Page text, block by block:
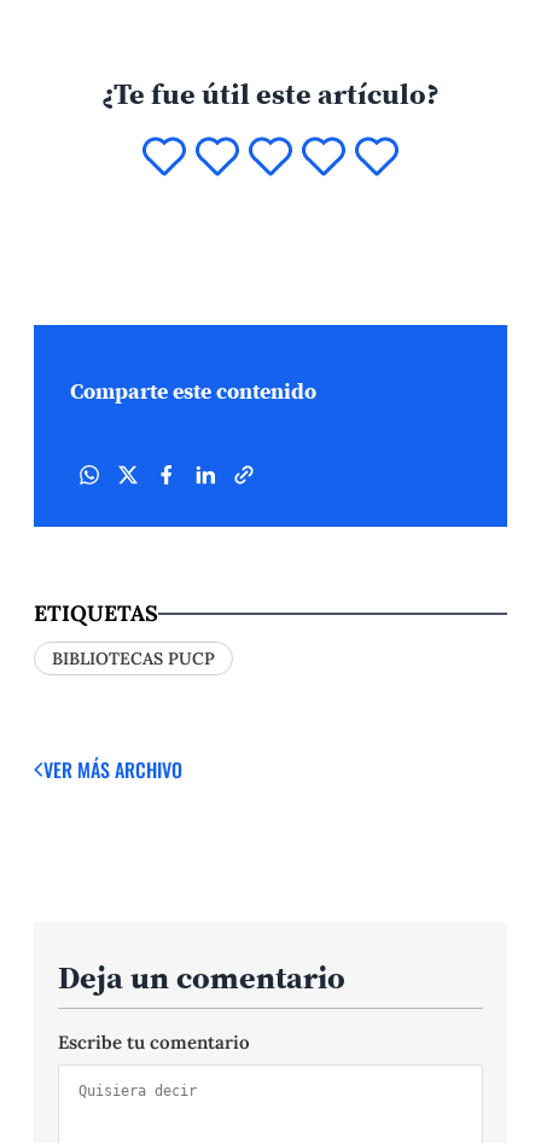
¿Te fue útil este artículo?
Comparte este contenido
ETIQUETAS
BIBLIOTECAS PUCP
VER MÁSARCHIVO
Deja un comentario
Escribe tu comentario